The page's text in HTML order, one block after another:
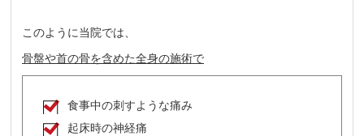
このように当院では、
骨盤や首の骨を含めた全身の施術で
食事中の刺すような痛み
起床時の神経痛